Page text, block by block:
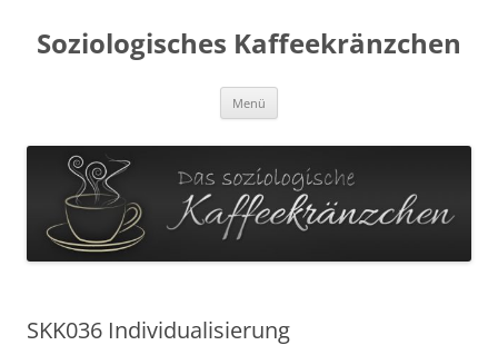
Soziologisches Kaffeekränzchen
Menü
SKK036 Individualisierung